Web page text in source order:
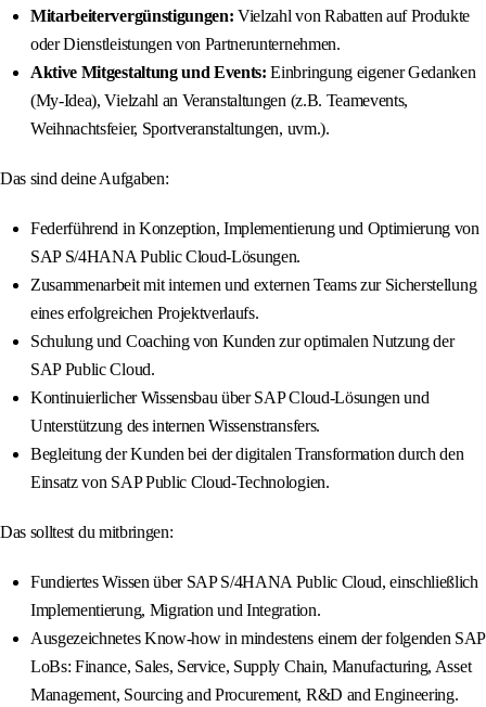
Mitarbeitervergünstigungen: Vielzahl von Rabatten auf Produkte
oder Dienstleistungen von Partnerunternehmen.
Aktive Mitgestaltung und Events: Einbringung eigener Gedanken
(My-Idea), Vielzahl an Veranstaltungen (z.B. Teamevents,
Weihnachtsfeier, Sportveranstaltungen, uvm.).
Das sind deine Aufgaben:
Federführend in Konzeption, Implementierung und Optimierung von
SAP S/4HANA Public Cloud-Lösungen.
Zusammenarbeit mit internen und externen Teams zur Sicherstellung
eines erfolgreichen Projektverlaufs.
Schulung und Coaching von Kunden zur optimalen Nutzung der
SAP Public Cloud.
Kontinuierlicher Wissensbau über SAP Cloud-Lösungen und
Unterstützung des internen Wissenstransfers.
Begleitung der Kunden bei der digitalen Transformation durch den
Einsatz von SAP Public Cloud-Technologien.
Das solltest du mitbringen:
Fundiertes Wissen über SAP S/4HANA Public Cloud, einschließlich
Implementierung, Migration und Integration.
Ausgezeichnetes Know-how in mindestens einem der folgenden SAP
LoBs: Finance, Sales, Service, Supply Chain, Manufacturing, Asset
Management, Sourcing and Procurement, R&D and Engineering.